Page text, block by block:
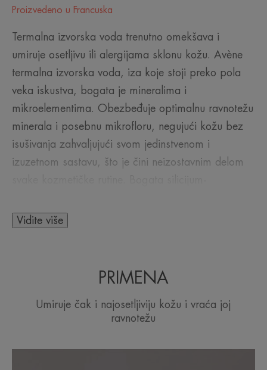
Proizvedeno u Francuska
Termalna izvorska voda trenutno omekšava i
umiruje osetljivu ili alergijama sklonu kožu. Avène
termalna izvorska voda, iza koje stoji preko pola
veka iskustva, bogata je mineralima i
mikroelementima. Obezbeđuje optimalnu ravnotežu
minerala i posebnu mikrofloru, negujući kožu bez
isušivanja zahvaljujući svom jedinstvenom i
izuzetnom sastavu, što je čini neizostavnim delom
donosi trenutan osećaj blagostanja.
zaostalih nečistoća. Kada se koristi pre drugih
proizvoda za negu kože, priprema kožu
olakšavajući njihovu primenu.
Nakon nanošenja trenutno umiruje osećaj
Vidite više
PRIMENA
Umiruje čak i najosetljiviju kožu i vraća joj
ravnotežu